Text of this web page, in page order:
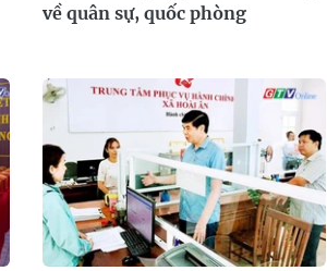
về quân sự, quốc phòng